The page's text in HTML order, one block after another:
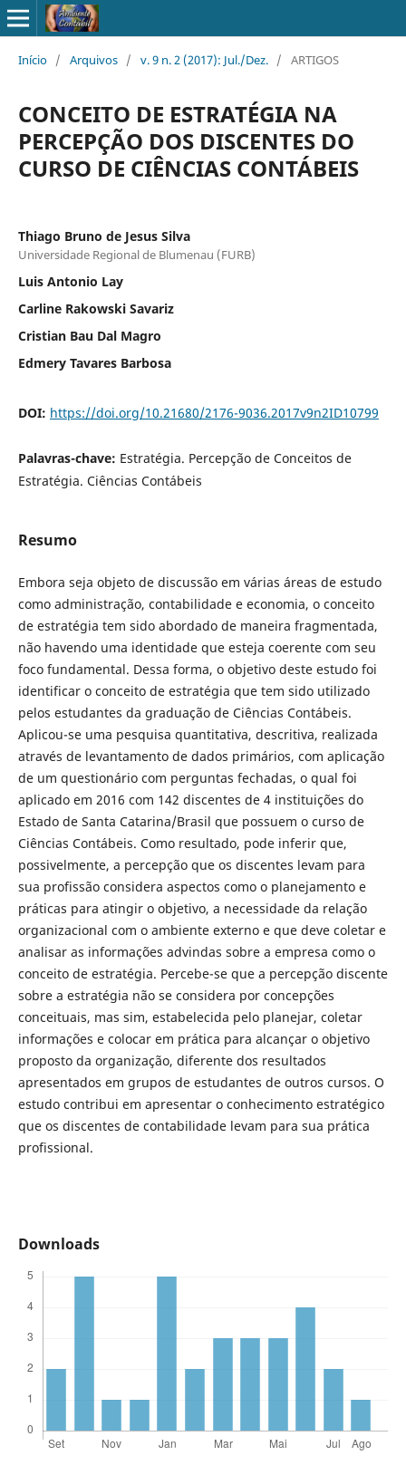
Início / Arquivos / v. 9 n. 2 (2017): Jul./Dez. / ARTIGOS
CONCEITO DE ESTRATÉGIA NA
PERCEPÇÃO DOS DISCENTES DO
CURSO DE CIÊNCIAS CONTÁBEIS
Thiago Bruno de Jesus Silva
Universidade Regional de Blumenau (FURB)
Luis Antonio Lay
Carline Rakowski Savariz
Cristian Bau Dal Magro
Edmery Tavares Barbosa
DOI: https://doi.org/10.21680/2176-9036.2017v9n2ID10799
Palavras-chave: Estratégia. Percepção de Conceitos de
Estratégia. Ciências Contábeis
Resumo
Embora seja objeto de discussão em várias áreas de estudo
como administração, contabilidade e economia, o conceito
de estratégia tem sido abordado de maneira fragmentada,
não havendo uma identidade que esteja coerente com seu
foco fundamental. Dessa forma, o objetivo deste estudo foi
identificar o conceito de estratégia que tem sido utilizado
pelos estudantes da graduação de Ciências Contábeis.
Aplicou-se uma pesquisa quantitativa, descritiva, realizada
através de levantamento de dados primários, com aplicação
de um questionário com perguntas fechadas, o qual foi
aplicado em 2016 com 142 discentes de 4 instituições do
Estado de Santa Catarina/Brasil que possuem o curso de
Ciências Contábeis. Como resultado, pode inferir que,
possivelmente, a percepção que os discentes levam para
sua profissão considera aspectos como o planejamento e
práticas para atingir o objetivo, a necessidade da relação
organizacional com o ambiente externo e que deve coletar e
analisar as informações advindas sobre a empresa como o
conceito de estratégia. Percebe-se que a percepção discente
sobre a estratégia não se considera por concepções
conceituais, mas sim, estabelecida pelo planejar, coletar
informações e colocar em prática para alcançar o objetivo
proposto da organização, diferente dos resultados
apresentados em grupos de estudantes de outros cursos. O
estudo contribui em apresentar o conhecimento estratégico
que os discentes de contabilidade levam para sua prática
profissional.
Downloads